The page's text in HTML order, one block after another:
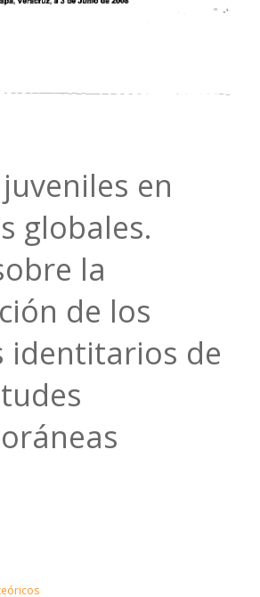
en
globales.
la
de los
identitarios de